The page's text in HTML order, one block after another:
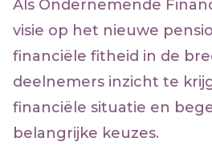
Als Ondernemende
visie op het nieuwe
financiële fitheid in de
deelnemers inzicht te
financiële situatie en
belangrijke keuzes.